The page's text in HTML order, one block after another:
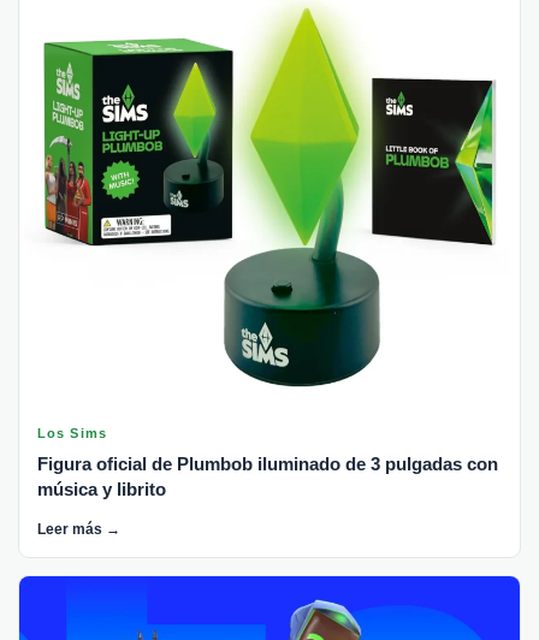
Los Sims
Figura oficial de Plumbob iluminado de 3 pulgadas con
música y librito
Leer más →